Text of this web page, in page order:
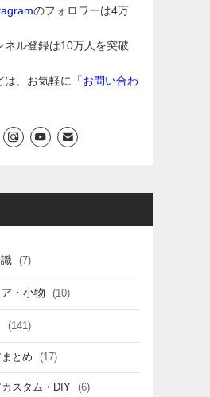
のフォロワーは4万
ネル登録は10万人を突破
は、お気軽に「お問い合わ
(7)
・小物 (10)
(141)
とめ (17)
スタム・DIY (6)